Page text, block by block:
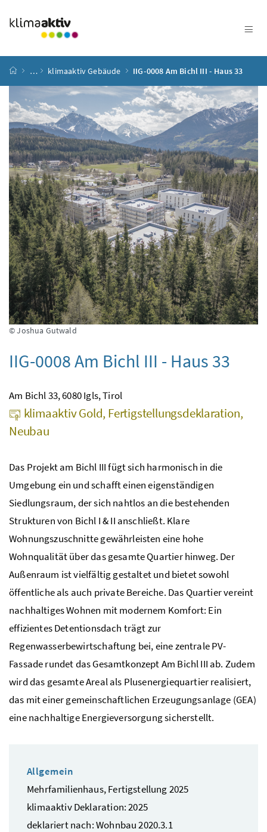
Startseite
… klimaaktiv Gebäude IIG-0008 Am Bichl III - Haus 33
© Joshua Gutwald
IIG-0008 Am Bichl III - Haus 33
Am Bichl 33, 6080 Igls, Tirol
klimaaktiv Gold, Fertigstellungsdeklaration,
Neubau
Das Projekt am Bichl III fügt sich harmonisch in die
Umgebung ein und schafft einen eigenständigen
Siedlungsraum, der sich nahtlos an die bestehenden
Strukturen von Bichl I & II anschließt. Klare
Wohnungszuschnitte gewährleisten eine hohe
Wohnqualität über das gesamte Quartier hinweg. Der
Außenraum ist vielfältig gestaltet und bietet sowohl
öffentliche als auch private Bereiche. Das Quartier vereint
nachhaltiges Wohnen mit modernem Komfort: Ein
effizientes Detentionsdach trägt zur
Regenwasserbewirtschaftung bei, eine zentrale PV-
Fassade rundet das Gesamtkonzept Am Bichl III ab. Zudem
wird das gesamte Areal als Plusenergiequartier realisiert,
das mit einer gemeinschaftlichen Erzeugungsanlage (GEA)
eine nachhaltige Energieversorgung sicherstellt.
Allgemein
Mehrfamilienhaus, Fertigstellung 2025
klimaaktiv Deklaration: 2025
deklariert nach: Wohnbau 2020.3.1